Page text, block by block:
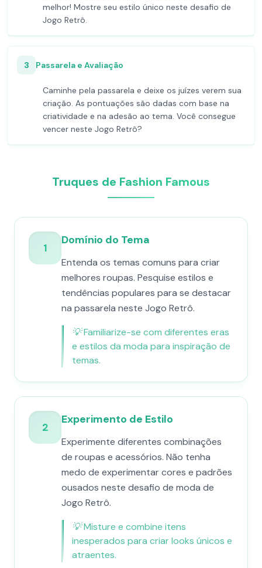
melhor! Mostre seu estilo único neste desafio de
Jogo Retrô.
3 Passarela e Avaliação
Caminhe pela passarela e deixe os juízes verem sua
criação. As pontuações são dadas com base na
criatividade e na adesão ao tema. Você consegue
vencer neste Jogo Retrô?
Truques de Fashion Famous
1
Domínio do Tema
Entenda os temas comuns para criar
melhores roupas. Pesquise estilos e
tendências populares para se destacar
na passarela neste Jogo Retrô.
💡Familiarize-se com diferentes eras
e estilos da moda para inspiração de
temas.
2
Experimento de Estilo
Experimente diferentes combinações
de roupas e acessórios. Não tenha
medo de experimentar cores e padrões
ousados neste desafio de moda de
Jogo Retrô.
💡Misture e combine itens
inesperados para criar looks únicos e
atraentes.